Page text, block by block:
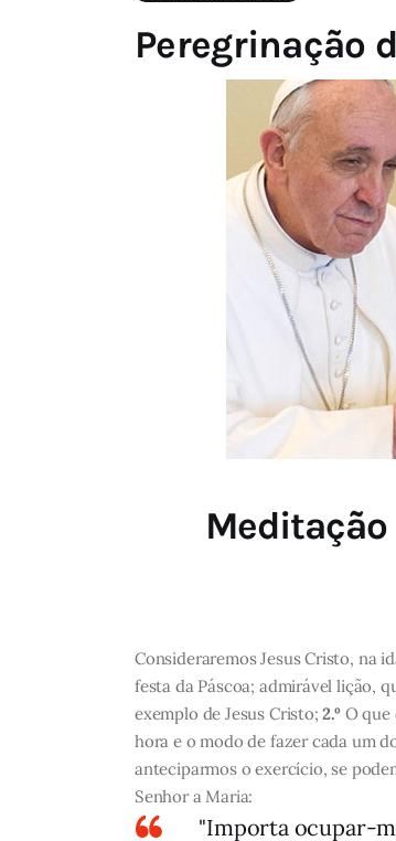
Peregrinação
Consideraremos Jesus Cristo, na
festa da Páscoa; admirável lição,
exemplo de Jesus Cristo;2.ºO que
hora e o modo de fazer cada um
anteciparmos o exercício, se
Senhor a Maria:
"Importa ocupar-